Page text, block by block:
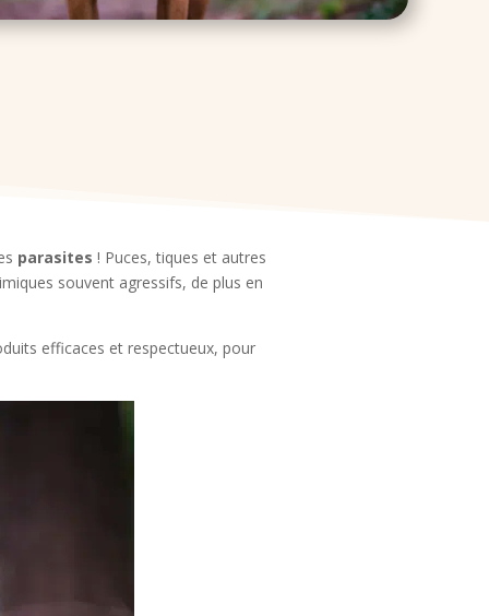
parasites ! Puces, tiques et autres
souvent agressifs, de plus en
efficaces et respectueux, pour